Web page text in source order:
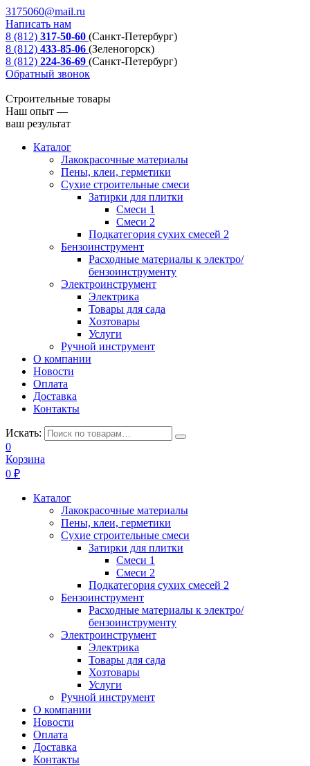
3175060@mail.ru
Написать нам
8 (812) 317-50-60 (Санкт-Петербург)
8 (812) 433-85-06 (Зеленогорск)
8 (812) 224-36-69 (Санкт-Петербург)
Обратный звонок
Строительные товары
Наш опыт —
ваш результат
Каталог
Лакокрасочные материалы
Пены, клеи, герметики
Сухие строительные смеси
Затирки для плитки
Смеси 1
Смеси 2
Подкатегория сухих смесей 2
Бензоинструмент
Расходные материалы к электро/
бензоинструменту
Электроинструмент
Электрика
Товары для сада
Хозтовары
Услуги
Ручной инструмент
О компании
Новости
Оплата
Доставка
Контакты
Искать:
0
Корзина
0 ₽
Каталог
Лакокрасочные материалы
Пены, клеи, герметики
Сухие строительные смеси
Затирки для плитки
Смеси 1
Смеси 2
Подкатегория сухих смесей 2
Бензоинструмент
Расходные материалы к электро/
бензоинструменту
Электроинструмент
Электрика
Товары для сада
Хозтовары
Услуги
Ручной инструмент
О компании
Новости
Оплата
Доставка
Контакты